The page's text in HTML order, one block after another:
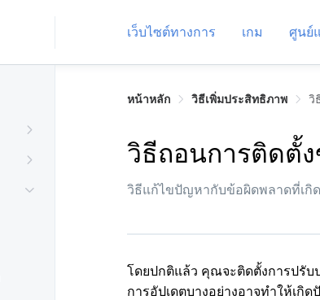
เว็บไซต์ทางการ เกม ศูนย์
หน้าหลัก วิธีเพิ่มประสิทธิภาพ วิ
วิธีถอนการติดตั้ง
วิธีแก้ไขปัญหากับข้อผิดพลาดที่เกิด
โดยปกติแล้ว คุณจะติดตั้งการปรับ
การอัปเดตบางอย่างอาจทำให้เ